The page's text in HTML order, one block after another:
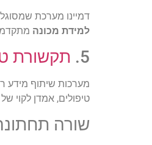
דמיינו מערכת
למידת מכונה
5. תקשורת
מערכות שיתוף מידע
טיפולים, אמדן לקוי
שורה